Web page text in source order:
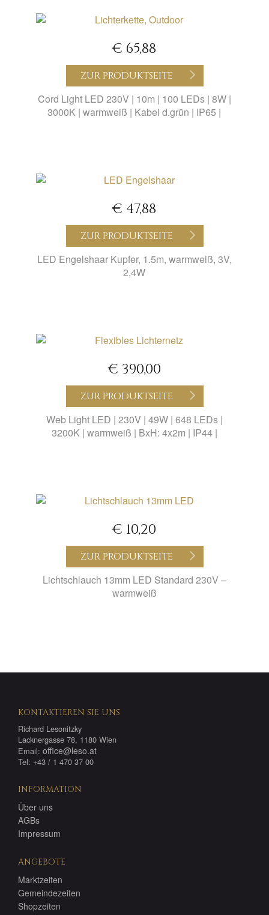
€ 65,88
ZUR PRODUKTSEITE
Cord Light LED 230V | 10m | 100 LEDs | 8W |
3000K | warmweiß | Kabel d.grün | IP65 |
€ 47,88
ZUR PRODUKTSEITE
LED Engelshaar Kupfer, 1.5m, warmweiß, 3V,
2,4W
€ 390,00
ZUR PRODUKTSEITE
Web Light LED | 230V | 49W | 648 LEDs |
3200K | warmweiß | BxH: 4x2m | IP44 |
€ 10,20
ZUR PRODUKTSEITE
Lichtschlauch 13mm LED Standard 230V –
warmweiß
KONTAKTIEREN SIE UNS
Richard Lesonitzky
Lacknergasse 78, 1180 Wien
Email: office@leso.at
Tel: +43 / 1 470 37 00
INFORMATION
Über uns
AGBs
Impressum
ANGEBOTE
Marktzeiten
Gemeindezeiten
Shopzeiten